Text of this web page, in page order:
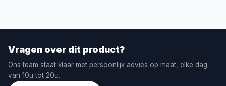
Vragen over dit product?
Ons team staat klaar met persoonlijk advies op maat, elke dag
van 10u tot 20u.